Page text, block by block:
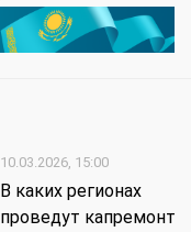
10.03.2026, 15:00
В каких регионах
проведут капремонт